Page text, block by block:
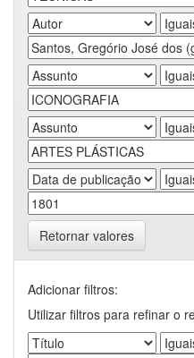
Retornar valores
Adicionar filtros:
Utilizar filtros para refinar o